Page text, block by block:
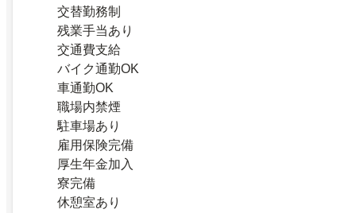
交替勤務制
残業手当あり
交通費支給
バイク通勤OK
車通勤OK
職場内禁煙
駐車場あり
雇用保険完備
厚生年金加入
寮完備
休憩室あり